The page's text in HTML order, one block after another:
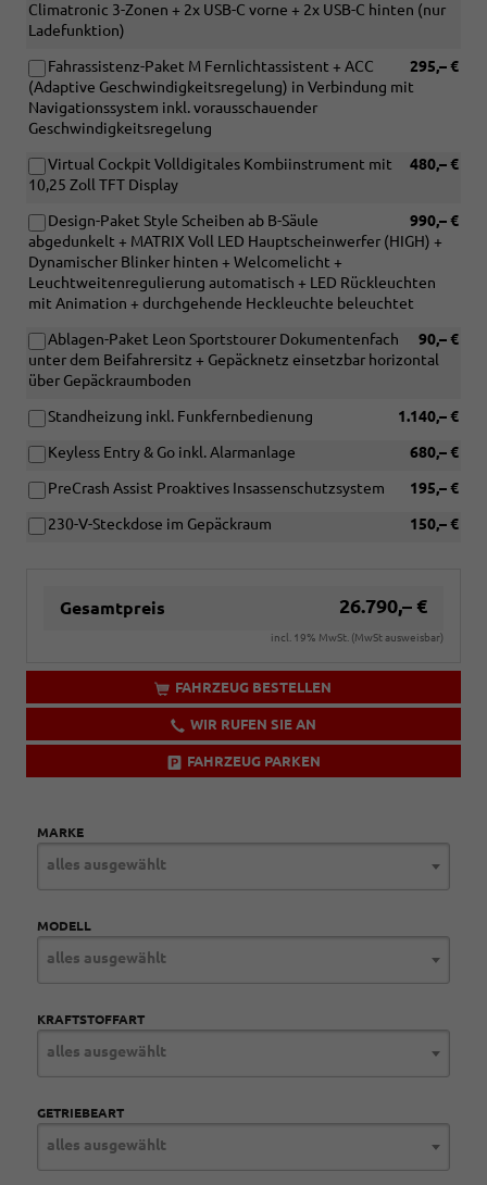
Climatronic 3-Zonen + 2x USB-C vorne + 2x USB-C hinten (nur
Ladefunktion)
295,– €
Fahrassistenz-Paket M Fernlichtassistent + ACC
(Adaptive Geschwindigkeitsregelung) in Verbindung mit
Navigationssystem inkl. vorausschauender
Geschwindigkeitsregelung
480,– €
Virtual Cockpit Volldigitales Kombiinstrument mit
10,25 Zoll TFT Display
990,– €
Design-Paket Style Scheiben ab B-Säule
abgedunkelt + MATRIX Voll LED Hauptscheinwerfer (HIGH) +
Dynamischer Blinker hinten + Welcomelicht +
Leuchtweitenregulierung automatisch + LED Rückleuchten
mit Animation + durchgehende Heckleuchte beleuchtet
90,– €
Ablagen-Paket Leon Sportstourer Dokumentenfach
unter dem Beifahrersitz + Gepäcknetz einsetzbar horizontal
über Gepäckraumboden
1.140,– €
Standheizung inkl. Funkfernbedienung
680,– €
Keyless Entry & Go inkl. Alarmanlage
195,– €
PreCrash Assist Proaktives Insassenschutzsystem
150,– €
230-V-Steckdose im Gepäckraum
Gesamtpreis 26.790,– €
incl. 19% MwSt. (MwSt ausweisbar)
FAHRZEUG BESTELLEN
WIR RUFEN SIE AN
FAHRZEUG PARKEN
MARKE
alles ausgewählt
MODELL
alles ausgewählt
KRAFTSTOFFART
alles ausgewählt
GETRIEBEART
alles ausgewählt